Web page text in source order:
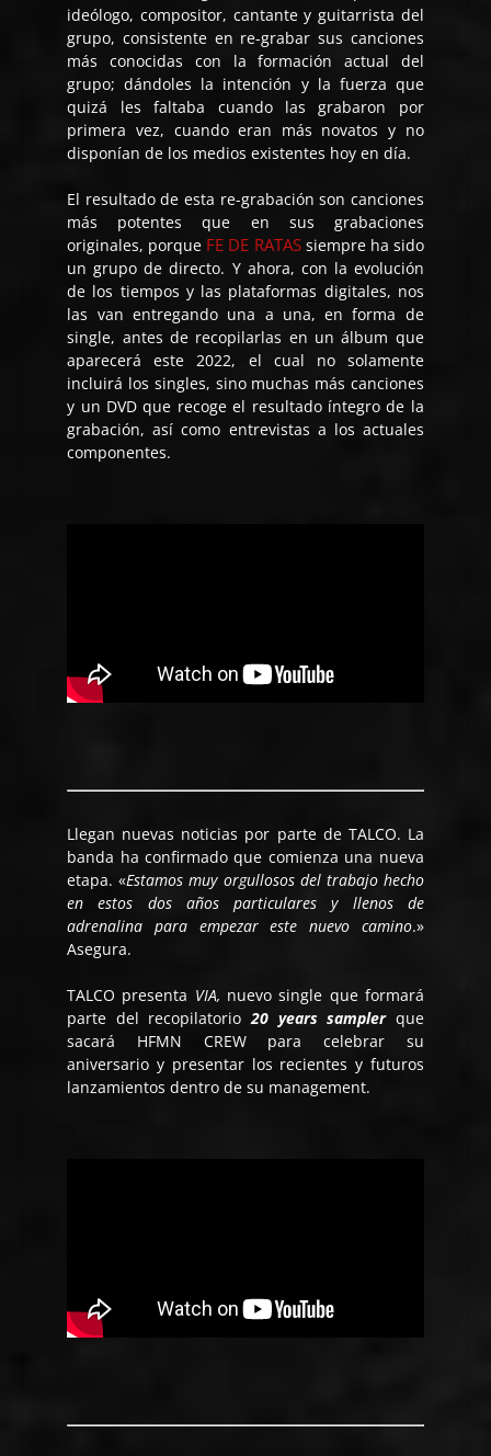
ideólogo, compositor, cantante y guitarrista del
grupo, consistente en re-grabar sus canciones
más conocidas con la formación actual del
grupo; dándoles la intención y la fuerza que
quizá les faltaba cuando las grabaron por
primera vez, cuando eran más novatos y no
disponían de los medios existentes hoy en día.
El resultado de esta re-grabación son canciones
más potentes que en sus grabaciones
originales, porque FE DE RATASsiempre ha sido
un grupo de directo. Y ahora, con la evolución
de los tiempos y las plataformas digitales, nos
las van entregando una a una, en forma de
single, antes de recopilarlas en un álbum que
aparecerá este 2022, el cual no solamente
incluirá los singles, sino muchas más canciones
y un DVD que recoge el resultado íntegro de la
grabación, así como entrevistas a los actuales
componentes.
Llegan nuevas noticias por parte de TALCO. La
banda ha confirmado que comienza una nueva
etapa. «Estamos muy orgullosos del trabajo hecho
en estos dos años particulares y llenos de
adrenalina para empezar este nuevo camino.»
Asegura.
TALCO presenta VIA, nuevo single que formará
parte del recopilatorio20 years samplerque
sacará HFMN CREW para celebrar su
aniversario y presentar los recientes y futuros
lanzamientos dentro de su management.